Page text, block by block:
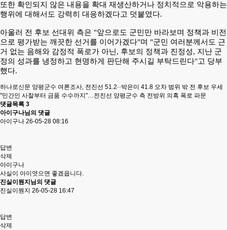
또한 확인되지 않은 내용을 확대 재생산하거나 정치적으로 악용하는
행위에 대해서도 강력히 대응하겠다고 덧붙였다.
아울러 전 후보 선대위 측은 "앞으로도 군민만 바라보며 정책과 비전
으로 평가받는 깨끗한 선거를 이어가겠다"며 "군민 여러분께서도 근
거 없는 음해와 감정적 폭로가 아닌, 후보의 정책과 진정성, 지난 군
정의 성과를 냉정하고 현명하게 판단해 주시길 부탁드린다"고 당부
했다.
하나로신문 양평군수 여론조사, 전진선 51.2··박은미 41.8 오차 범위 밖 전 후보 우세
"민간인 사찰부터 금품 수수까지"…전진선 양평군수 측 전방위 의혹 폭로 파문
댓글목록 3
아이구나님의 댓글
아이구나 26-05-28 08:16
답변
삭제
아이구나
사실이 아이엿으면 좋겠읍니다.
진실이뭔지님의 댓글
진실이뭔지 26-05-28 16:47
답변
삭제